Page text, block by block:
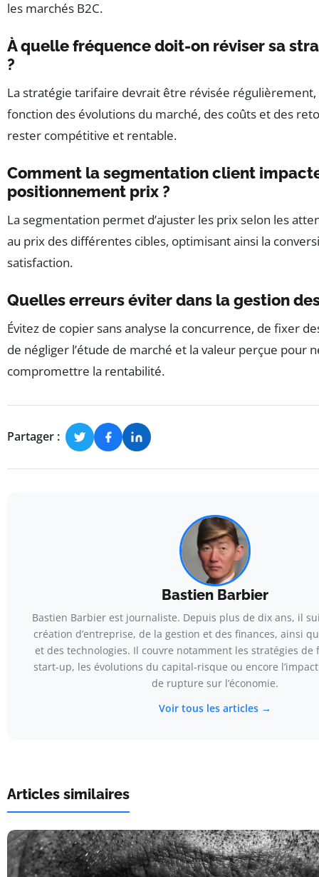
les marchés B2C.
À quelle fréquence doit-on réviser sa
?
La stratégie tarifaire devrait être révisée
fonction des évolutions du marché, des coûts et des
rester compétitive et rentable.
Comment la segmentation client
positionnement prix ?
La segmentation permet d’ajuster les prix selon les
au prix des différentes cibles, optimisant ainsi la
satisfaction.
Quelles erreurs éviter dans la gestion
Évitez de copier sans analyse la concurrence, de fixer
de négliger l’étude de marché et la valeur perçue pour
compromettre la rentabilité.
Partager :
Bastien Barbier
Bastien Barbier est journaliste. Depuis plus de dix ans, il
création d’entreprise, de la gestion et des finances, ainsi
et des technologies. Il couvre notamment les stratégies de
start-up, les évolutions du capital-risque ou encore
de rupture sur l’économie.
Voir tous les articles →
Articles similaires